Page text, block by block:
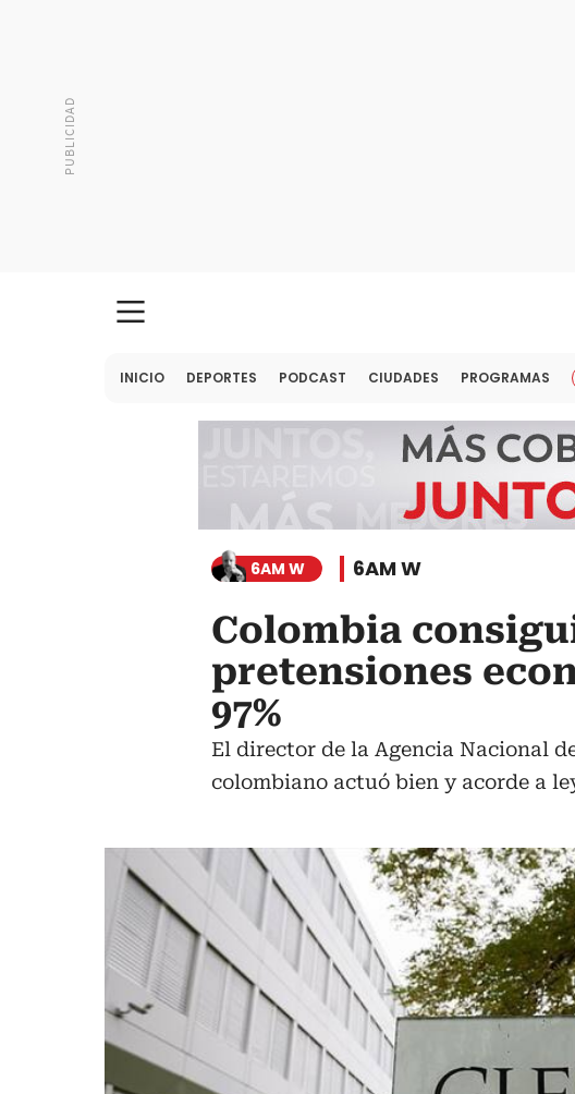
INICIO DEPORTES PODCAST CIUDADES PROGRAMAS
6AM W 6AM W
Colombia
pretensiones
97%
El director de la Agencia Nacional
colombiano actuó bien y acorde a